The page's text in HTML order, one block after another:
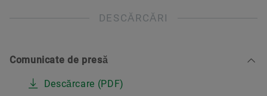
DESCĂRCĂRI
Comunicate de presă
Descărcare (PDF)